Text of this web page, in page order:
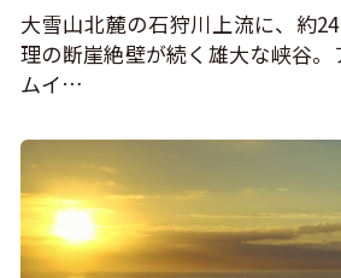
大雪山北麓の石狩川上流に、約
理の断崖絶壁が続く雄大な峡谷。
ムイ…